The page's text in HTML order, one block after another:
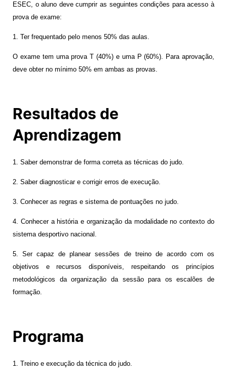
ESEC, o aluno deve cumprir as seguintes condições para acesso à
prova de exame:
1. Ter frequentado pelo menos 50% das aulas.
O exame tem uma prova T (40%) e uma P (60%). Para aprovação,
deve obter no mínimo 50% em ambas as provas.
Resultados de
Aprendizagem
1. Saber demonstrar de forma correta as técnicas do judo.
2. Saber diagnosticar e corrigir erros de execução.
3. Conhecer as regras e sistema de pontuações no judo.
4. Conhecer a história e organização da modalidade no contexto do
sistema desportivo nacional.
5. Ser capaz de planear sessões de treino de acordo com os
objetivos e recursos disponíveis, respeitando os princípios
metodológicos da organização da sessão para os escalões de
formação.
Programa
1. Treino e execução da técnica do judo.